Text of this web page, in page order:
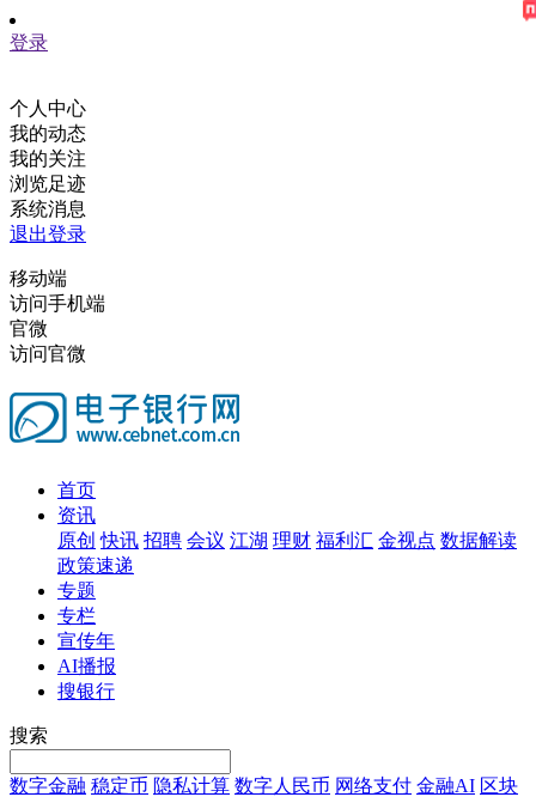
登录
个人中心
我的动态
我的关注
浏览足迹
系统消息
退出登录
移动端
访问手机端
官微
访问官微
首页
资讯
原创 快讯 招聘 会议 江湖 理财 福利汇 金视点 数据解读
政策速递
专题
专栏
宣传年
AI播报
搜银行
搜索
数字金融 稳定币 隐私计算 数字人民币 网络支付 金融AI 区块